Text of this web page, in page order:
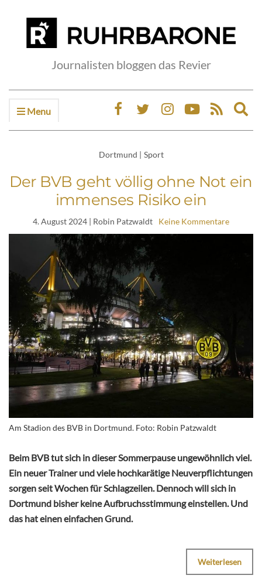
Journalisten bloggen das Revier
Menu
Dortmund | Sport
Der BVB geht völlig ohne Not ein
immenses Risiko ein
4. August 2024 | Robin Patzwaldt Keine Kommentare
Am Stadion des BVB in Dortmund. Foto: Robin Patzwaldt
Beim BVB tut sich in dieser Sommerpause ungewöhnlich viel.
Ein neuer Trainer und viele hochkarätige Neuverpflichtungen
sorgen seit Wochen für Schlagzeilen. Dennoch will sich in
Dortmund bisher keine Aufbruchsstimmung einstellen. Und
das hat einen einfachen Grund.
Weiterlesen